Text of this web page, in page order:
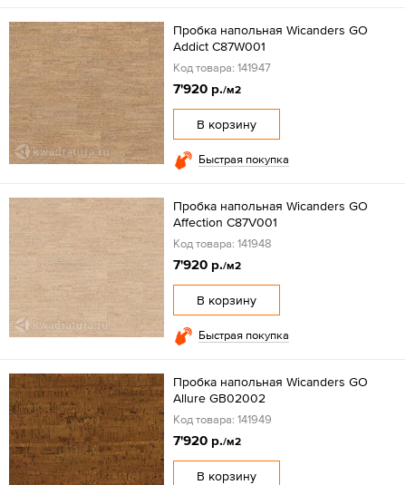
Пробка напольная Wicanders GO
Addict C87W001
Код товара: 141947
7'920 р./м2
В корзину
Быстрая покупка
Пробка напольная Wicanders GO
Affection C87V001
Код товара: 141948
7'920 р./м2
В корзину
Быстрая покупка
Пробка напольная Wicanders GO
Allure GB02002
Код товара: 141949
7'920 р./м2
В корзину